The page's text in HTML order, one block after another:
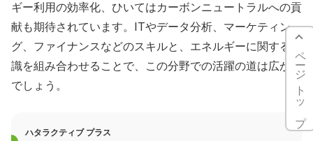
ギー利用の効率化、ひいてはカーボンニュートラルへの貢
献も期待されています。ITやデータ分析、マーケティン
グ、ファイナンスなどのスキルと、エネルギーに関する知
識を組み合わせることで、この分野での活躍の道は広がる
でしょう。
ハタラクティブ プラス
ページトップ